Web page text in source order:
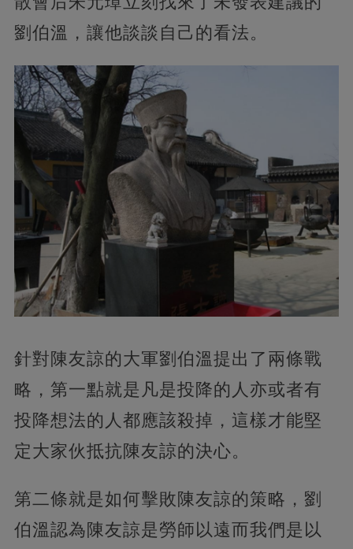
劉伯溫，讓他談談自己的看法。
針對陳友諒的大軍劉伯溫提出了兩條戰
略，第一點就是凡是投降的人亦或者有
投降想法的人都應該殺掉，這樣才能堅
定大家伙抵抗陳友諒的決心。
第二條就是如何擊敗陳友諒的策略，劉
伯溫認為陳友諒是勞師以遠而我們是以